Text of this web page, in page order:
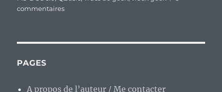
commentairessur
PAGES
A propos de l’auteur / Me contacter